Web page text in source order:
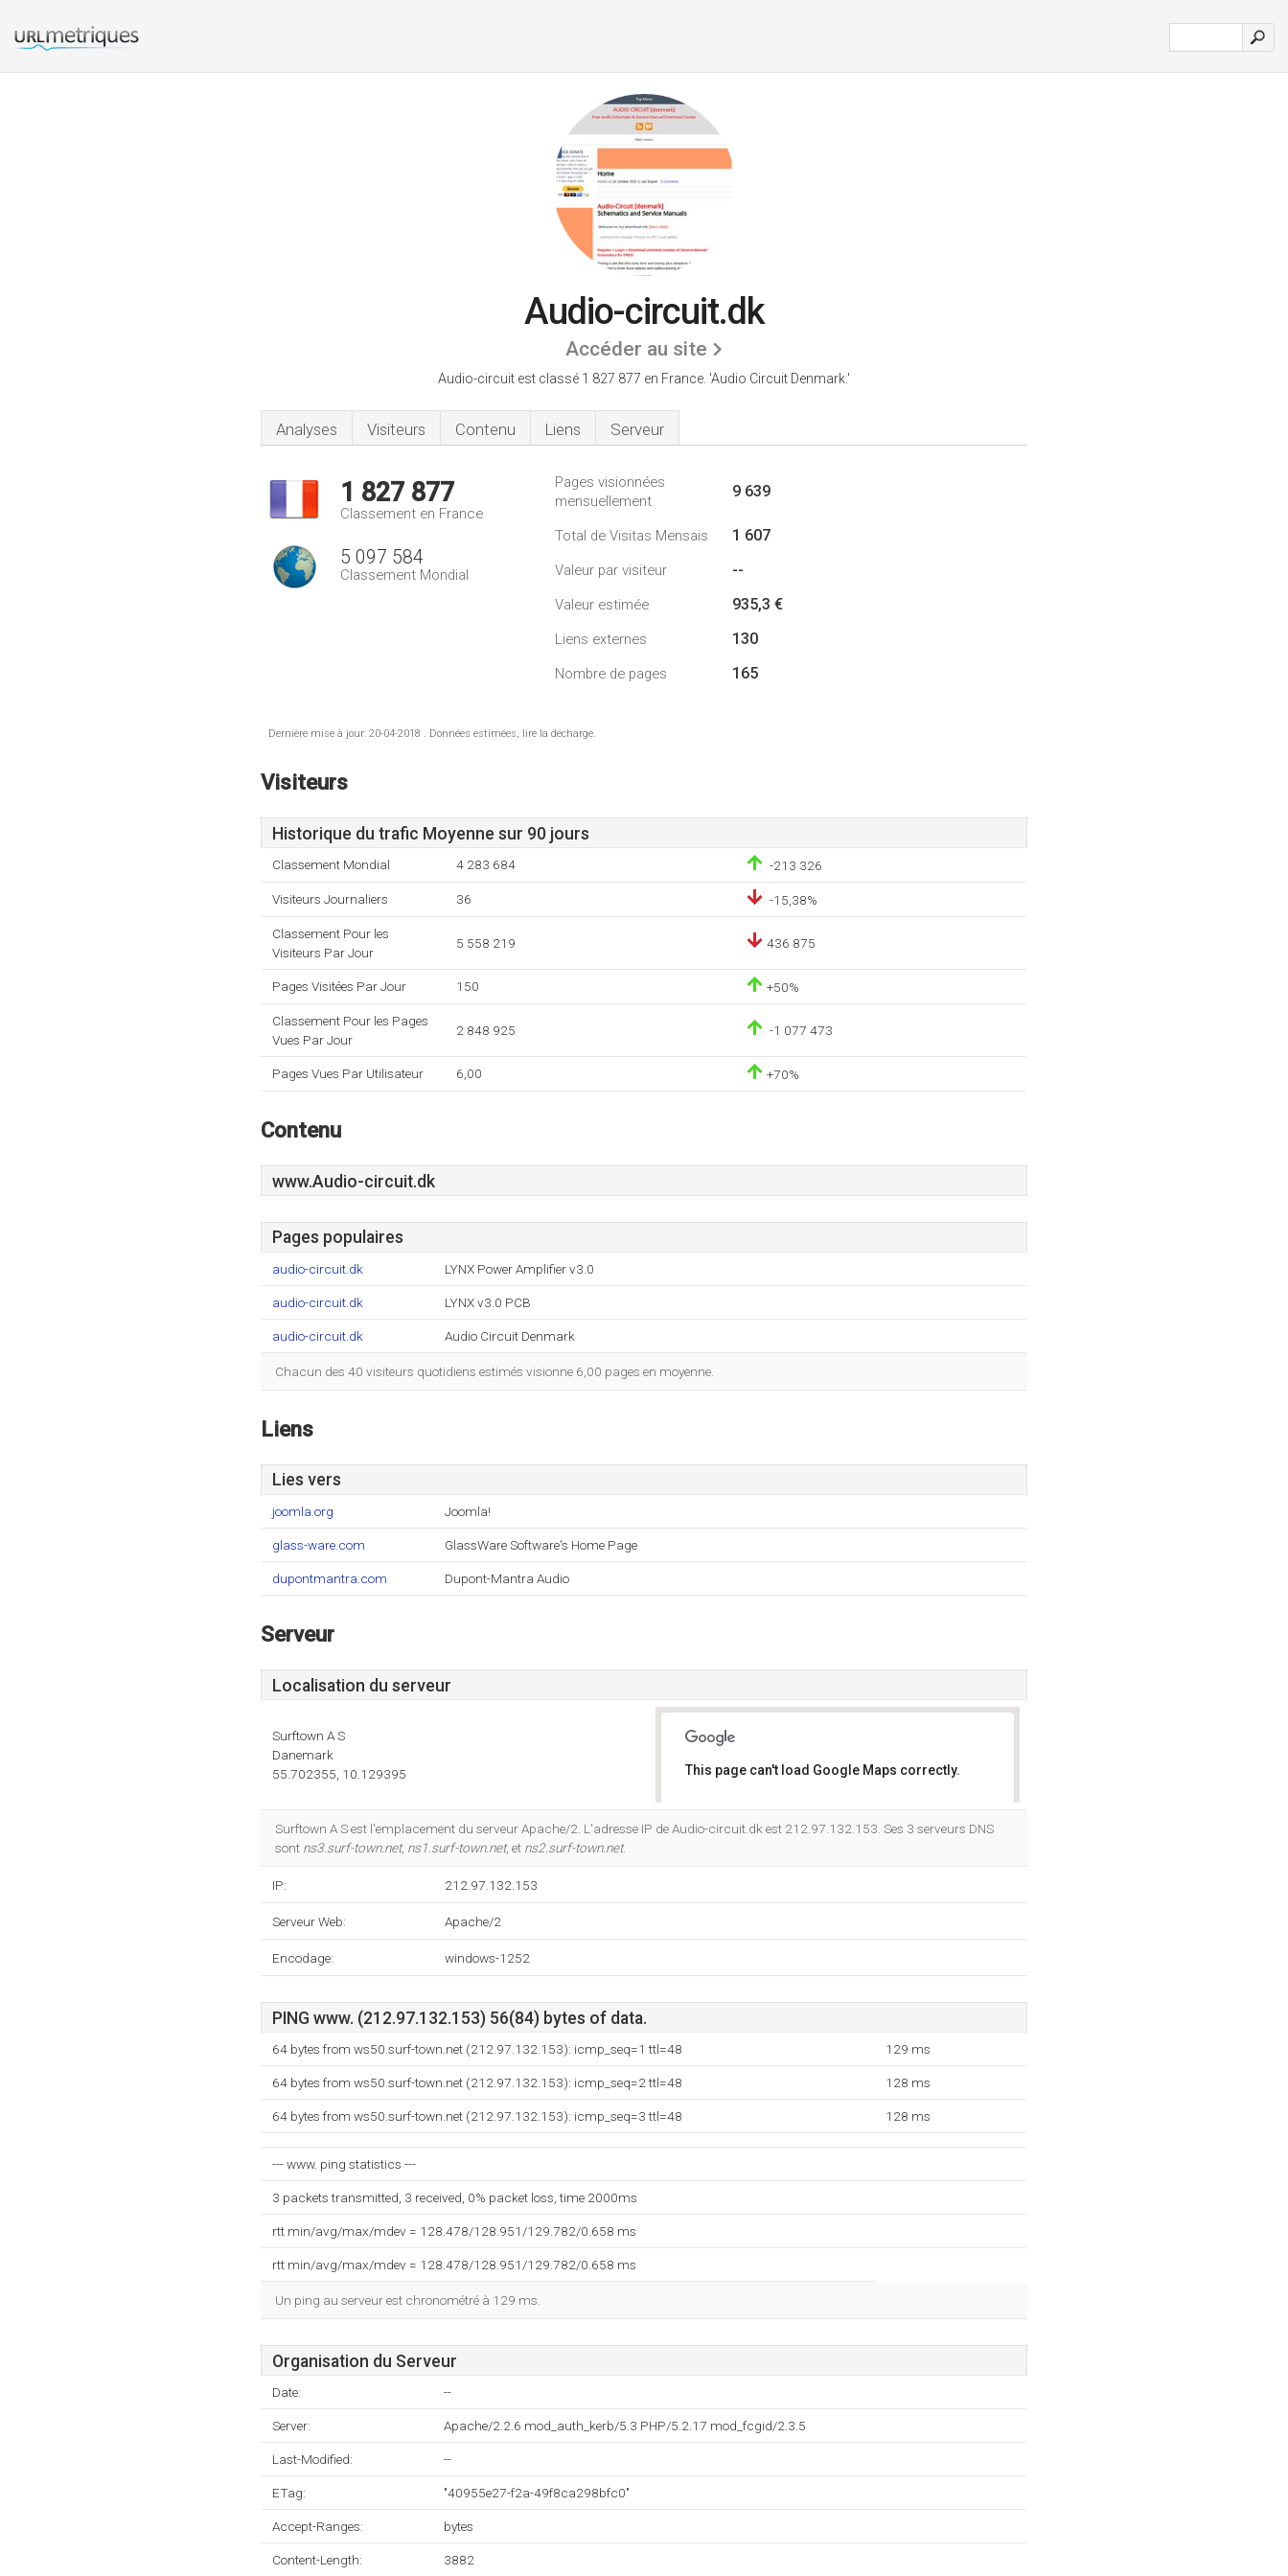
Audio-circuit.dk
Accéder au site
Audio-circuit est classé 1 827 877 en France. 'Audio Circuit Denmark.'
Analyses Visiteurs Contenu Liens Serveur
1 827 877
Classement en France
5 097 584
Classement Mondial
Pages visionnées
mensuellement
9 639
Total de Visitas Mensais 1 607
Valeur par visiteur --
Valeur estimée 935,3 €
Liens externes 130
Nombre de pages 165
Dernière mise à jour: 20-04-2018 . Données estimées, lire la décharge.
Visiteurs
Historique du trafic Moyenne sur 90 jours
Classement Mondial 4 283 684 -213 326
Visiteurs Journaliers 36 -15,38%
Classement Pour les
Visiteurs Par Jour
5 558 219 436 875
Pages Visitées Par Jour 150 +50%
Classement Pour les Pages
Vues Par Jour
2 848 925 -1 077 473
Pages Vues Par Utilisateur 6,00 +70%
Contenu
www.Audio-circuit.dk
Pages populaires
audio-circuit.dk LYNX Power Amplifier v3.0
audio-circuit.dk LYNX v3.0 PCB
audio-circuit.dk Audio Circuit Denmark
Chacun des 40 visiteurs quotidiens estimés visionne 6,00 pages en moyenne.
Liens
Lies vers
joomla.org Joomla!
glass-ware.com GlassWare Software's Home Page
dupontmantra.com Dupont-Mantra Audio
Serveur
Localisation du serveur
Surftown A S
Danemark
55.702355, 10.129395
This page can't load Google Maps correctly.
Surftown A S est l'emplacement du serveur Apache/2. L'adresse IP de Audio-circuit.dk est 212.97.132.153. Ses 3 serveurs DNS
sont ns3.surf-town.net, ns1.surf-town.net, et ns2.surf-town.net.
IP: 212.97.132.153
Serveur Web: Apache/2
Encodage: windows-1252
PING www. (212.97.132.153) 56(84) bytes of data.
64 bytes from ws50.surf-town.net (212.97.132.153): icmp_seq=1 ttl=48 129 ms
64 bytes from ws50.surf-town.net (212.97.132.153): icmp_seq=2 ttl=48 128 ms
64 bytes from ws50.surf-town.net (212.97.132.153): icmp_seq=3 ttl=48 128 ms
--- www. ping statistics ---
3 packets transmitted, 3 received, 0% packet loss, time 2000ms
rtt min/avg/max/mdev = 128.478/128.951/129.782/0.658 ms
rtt min/avg/max/mdev = 128.478/128.951/129.782/0.658 ms
Un ping au serveur est chronométré à 129 ms.
Organisation du Serveur
Date: --
Server: Apache/2.2.6 mod_auth_kerb/5.3 PHP/5.2.17 mod_fcgid/2.3.5
Last-Modified: --
ETag: "40955e27-f2a-49f8ca298bfc0"
Accept-Ranges: bytes
Content-Length: 3882